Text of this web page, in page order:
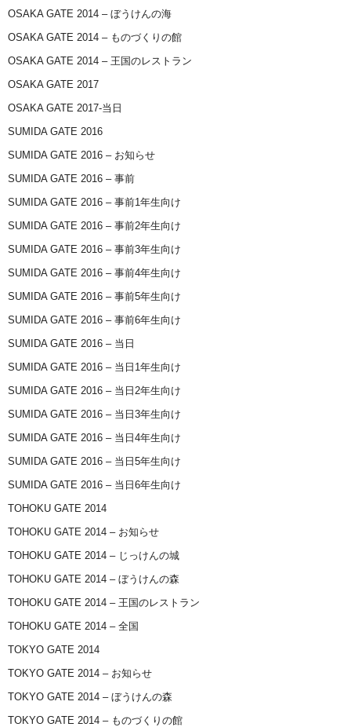
OSAKA GATE 2014 – ぼうけんの海
OSAKA GATE 2014 – ものづくりの館
OSAKA GATE 2014 – 王国のレストラン
OSAKA GATE 2017
OSAKA GATE 2017-当日
SUMIDA GATE 2016
SUMIDA GATE 2016 – お知らせ
SUMIDA GATE 2016 – 事前
SUMIDA GATE 2016 – 事前1年生向け
SUMIDA GATE 2016 – 事前2年生向け
SUMIDA GATE 2016 – 事前3年生向け
SUMIDA GATE 2016 – 事前4年生向け
SUMIDA GATE 2016 – 事前5年生向け
SUMIDA GATE 2016 – 事前6年生向け
SUMIDA GATE 2016 – 当日
SUMIDA GATE 2016 – 当日1年生向け
SUMIDA GATE 2016 – 当日2年生向け
SUMIDA GATE 2016 – 当日3年生向け
SUMIDA GATE 2016 – 当日4年生向け
SUMIDA GATE 2016 – 当日5年生向け
SUMIDA GATE 2016 – 当日6年生向け
TOHOKU GATE 2014
TOHOKU GATE 2014 – お知らせ
TOHOKU GATE 2014 – じっけんの城
TOHOKU GATE 2014 – ぼうけんの森
TOHOKU GATE 2014 – 王国のレストラン
TOHOKU GATE 2014 – 全国
TOKYO GATE 2014
TOKYO GATE 2014 – お知らせ
TOKYO GATE 2014 – ぼうけんの森
TOKYO GATE 2014 – ものづくりの館